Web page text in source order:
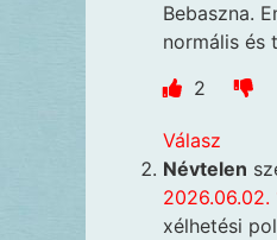
Bebaszna.
normális és
2
Válasz
Névtelen
2026.06.02.
xélhetési